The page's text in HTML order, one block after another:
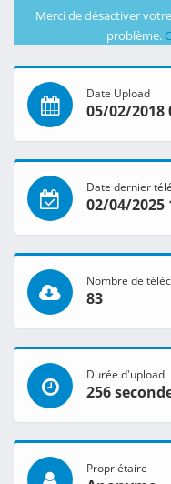
Merci de désactiver
problème.
Date Upload
05/02/2018
Date dernier
02/04/2025
Nombre de
83
Durée d'upload
256
Propriétaire